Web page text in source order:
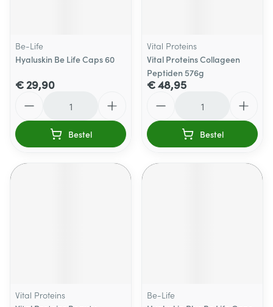
Be-Life
Hyaluskin Be Life Caps 60
€ 29,90
Bestel
Vital Proteins
Vital Proteins Collageen
Peptiden 576g
€ 48,95
Bestel
Vital Proteins
Be-Life